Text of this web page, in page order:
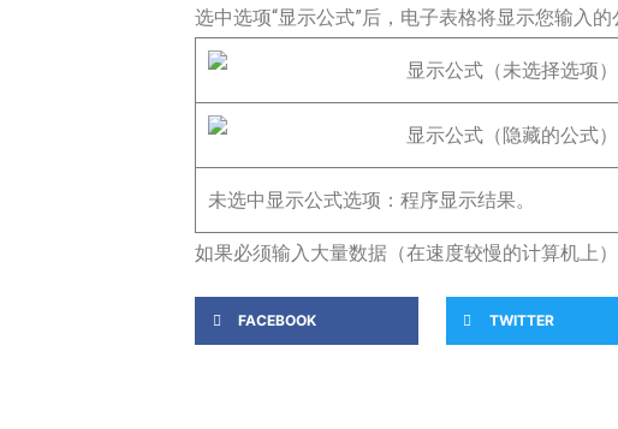
选中选项“显示公式”后，电子表格将显示您输入
未选中显示公式选项：程序显示结果。
如果必须输入大量数据（在速度较慢的计算机上
FACEBOOK TWITTER